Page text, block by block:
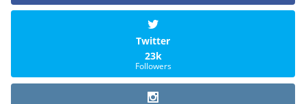
Twitter
23k
Followers